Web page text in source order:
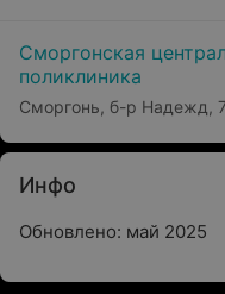
Сморгонская
поликлиника
Сморгонь, б-р Надежд,
Инфо
Обновлено: май 2025